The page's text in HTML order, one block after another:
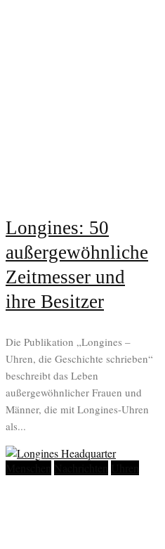
Longines: 50
außergewöhnliche
Zeitmesser und
ihre Besitzer
Die Publikation „Longines –
Uhren, die Geschichte schrieben“
beschreibt das Leben
außergewöhnlicher Frauen und
Männer, die mit Longines-Uhren
als...